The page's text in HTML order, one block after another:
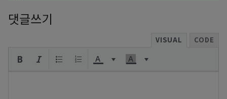
댓글쓰기
VISUAL CODE